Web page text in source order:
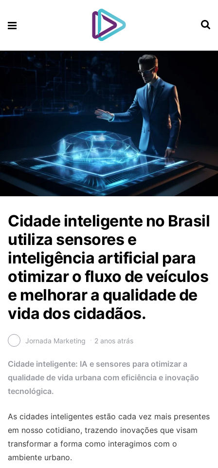
Cidade inteligente no Brasil
utiliza sensores e
inteligência artificial para
otimizar o fluxo de veículos
e melhorar a qualidade de
vida dos cidadãos.
Jornada Marketing 2 anos atrás
Cidade inteligente: IA e sensores para otimizar a
qualidade de vida urbana com eficiência e inovação
tecnológica.
As cidades inteligentes estão cada vez mais presentes
em nosso cotidiano, trazendo inovações que visam
transformar a forma como interagimos com o
ambiente urbano.